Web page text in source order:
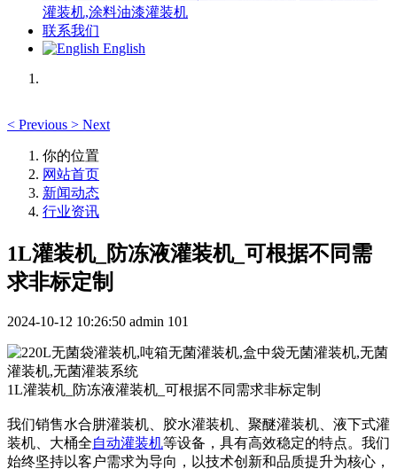
灌装机,涂料油漆灌装机
联系我们
English
< Previous > Next
你的位置
网站首页
新闻动态
行业资讯
1L灌装机_防冻液灌装机_可根据不同需
求非标定制
2024-10-12 10:26:50 admin 101
1L灌装机_防冻液灌装机_可根据不同需求非标定制
我们销售水合肼灌装机、胶水灌装机、聚醚灌装机、液下式灌
装机、大桶全自动灌装机等设备，具有高效稳定的特点。我们
始终坚持以客户需求为导向，以技术创新和品质提升为核心，